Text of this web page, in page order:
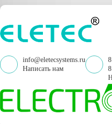
info@eletecsystems.ru
Написать нам